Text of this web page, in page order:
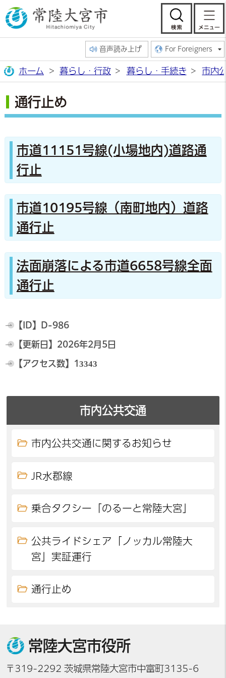
常陸大宮市公
検
音声読み上げ For Foreigners
ホーム 暮らし・行政 暮らし・手続き 市内
通行止め
市道11151号線(小場地内)道路通
行止
市道10195号線（南町地内）道路
通行止
法面崩落による市道6658号線全面
通行止
【ID】 D-986
【更新日】 2026年2月5日
【アクセス数】 13343
市内公共交通
市内公共交通に関するお知らせ
JR水郡線
乗合タクシー「のるーと常陸大宮」
公共ライドシェア「ノッカル常陸大
宮」実証運行
通行止め
常陸大宮市役所
〒319-2292 茨城県常陸大宮市中富町3135-6